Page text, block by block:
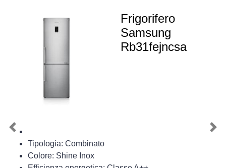
Frigorifero
Samsung
Rb31fejncsa
Tipologia: Combinato
Colore: Shine Inox
Previous